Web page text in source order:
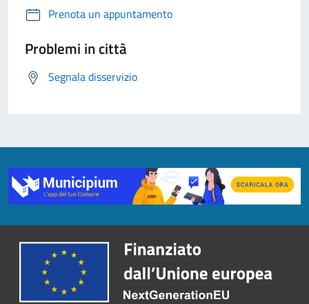
Prenota un appuntamento
Problemi in città
Segnala disservizio